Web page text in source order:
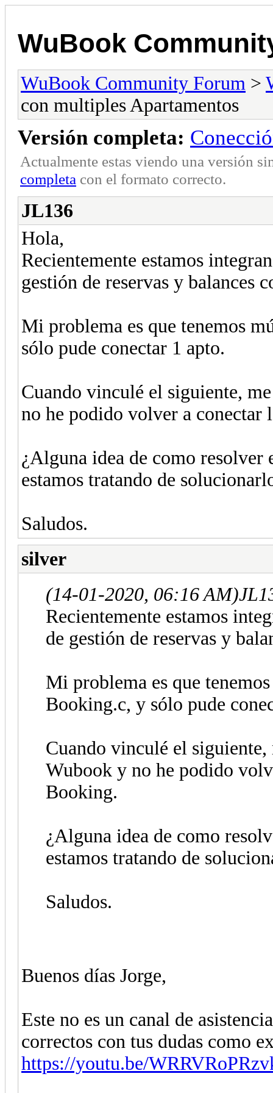
WuBook
WuBook Community Forum >
con multiples Apartamentos
Versión completa:
Actualmente estas viendo una versión
completa con el formato correcto.
JL136
Hola,
Recientemente estamos
gestión de reservas y balances
Mi problema es que tenemos
sólo pude conectar 1 apto.
Cuando vinculé el siguiente,
no he podido volver a conectar
¿Alguna idea de como resolver
estamos tratando de
Saludos.
silver
(14-01-2020, 06:16 AM)
Recientemente estamos
de gestión de reservas y
Mi problema es que
Booking.c, y sólo pude
Cuando vinculé el
Wubook y no he podido
Booking.
¿Alguna idea de como
estamos tratando de
Saludos.
Buenos días Jorge,
Este no es un canal de
correctos con tus dudas como
https://youtu.be/